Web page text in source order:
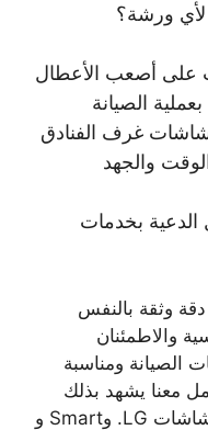
لأي ورشة؟
على أصعب الأعطال
الصيانة
غرف الفنادق
والجهد
بخدمات
دقة وثقة بالنفس
والاطمئنان
الصيانة ومناسبة
معنا يشهد بذلك
نقوم بصيانة كافة أنواع الشاشات LG. وSmart و